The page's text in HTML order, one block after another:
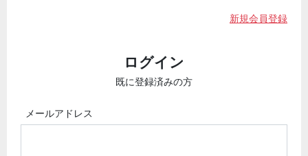
新規会員登録
ログイン
既に登録済みの方
メールアドレス